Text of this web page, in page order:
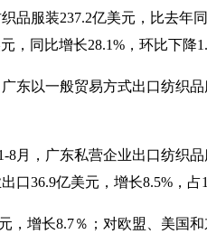
品服装237.2亿美元，比去
，同比增长28.1%，环比下降
东以一般贸易方式出口纺织
月，广东私营企业出口纺织
口36.9亿美元，增长8.5%，占
，增长8.7％；对欧盟、美国